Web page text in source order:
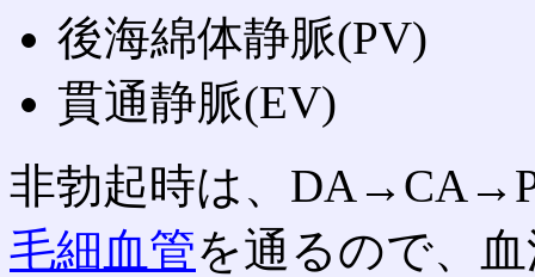
後海綿体静脈(PV)
貫通静脈(EV)
非勃起時は、
毛細血管を通るので、